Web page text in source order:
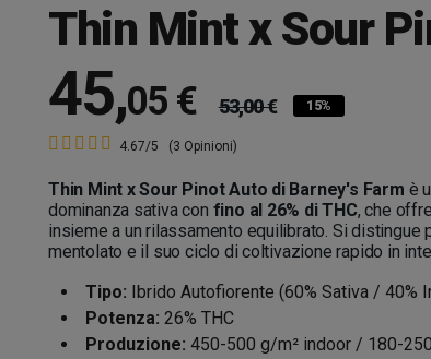
Thin Mint x Sour
45,05 € 53,00 € 15%
4.67/5 (3 Opinioni)
Thin Mint x Sour Pinot Auto di Barney's Farm è
dominanza sativa con fino al 26% di THC, che
insieme a un rilassamento equilibrato. Si
mentolato e il suo ciclo di coltivazione rapido in
Tipo: Ibrido Autofiorente (60% Sativa / 40%
Potenza: 26% THC
Produzione: 450-500 g/m² indoor / 180-